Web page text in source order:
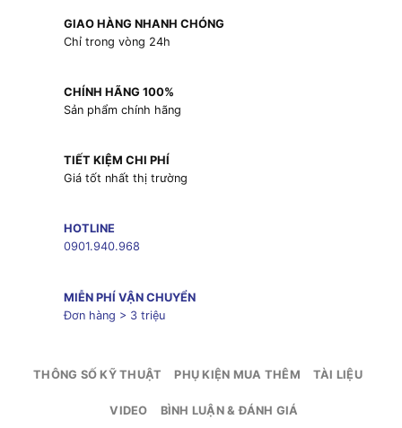
GIAO HÀNG NHANH CHÓNG
Chỉ trong vòng 24h
CHÍNH HÃNG 100%
Sản phẩm chính hãng
TIẾT KIỆM CHI PHÍ
Giá tốt nhất thị trường
HOTLINE
0901.940.968
MIỄN PHÍ VẬN CHUYỂN
Đơn hàng > 3 triệu
THÔNG SỐ KỸ THUẬT PHỤ KIỆN MUA THÊM TÀI LIỆU
VIDEO BÌNH LUẬN & ĐÁNH GIÁ